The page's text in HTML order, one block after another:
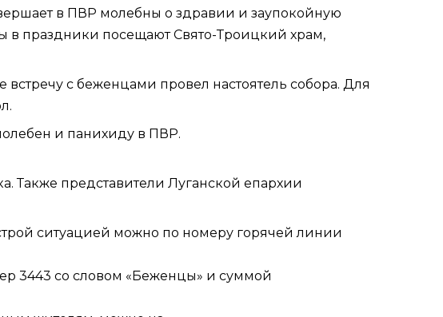
в ПВР молебны о здравии и заупокойную
праздники посещают Свято-Троицкий храм,
с беженцами провел настоятель собора. Для
и панихиду в ПВР.
Также представители Луганской епархии
ситуацией можно по номеру горячей линии
3443 со словом «Беженцы» и суммой